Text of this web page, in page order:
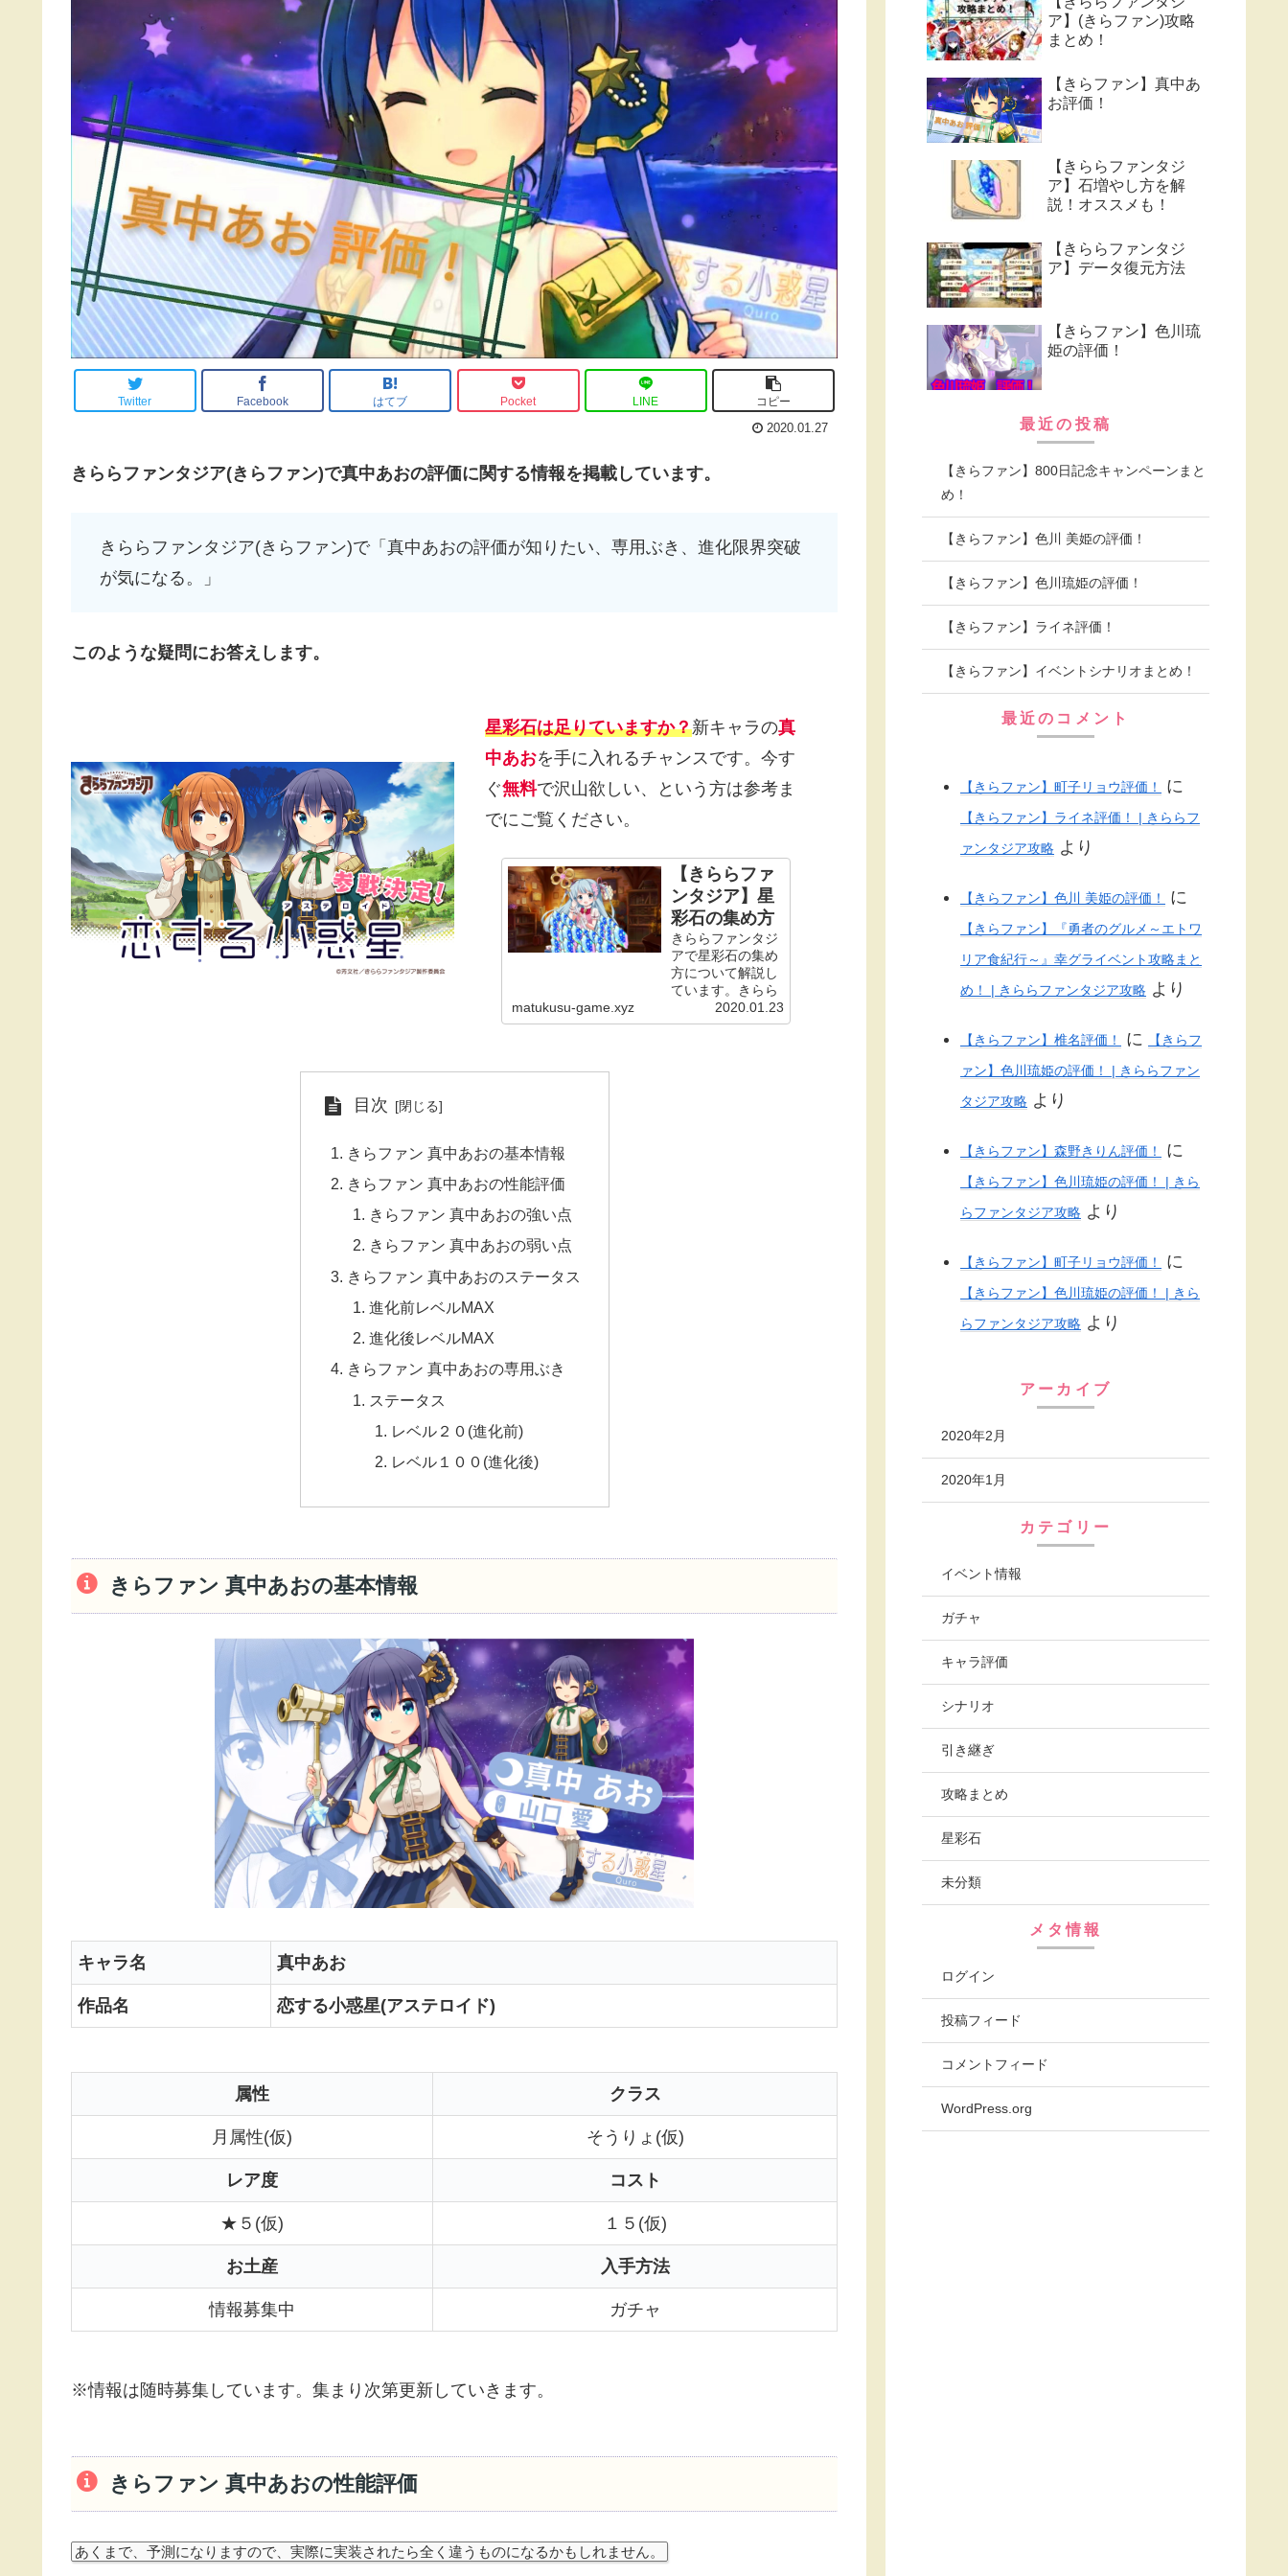
Twitter Facebook はてブ Pocket LINE コピー
2020.01.27
きららファンタジア(きらファン)で真中あおの評価に関する情報を掲載しています。
きららファンタジア(きらファン)で「真中あおの評価が知りたい、専用ぶき、進化限界突破
が気になる。」
このような疑問にお答えします。
星彩石は足りていますか？新キャラの真
中あおを手に入れるチャンスです。今す
ぐ無料で沢山欲しい、という方は参考ま
でにご覧ください。
【きららファ
ンタジア】星
彩石の集め方
きららファンタジ
アで星彩石の集め
方について解説し
ています。きらら
ファンタジアで
「星彩石の集め方
matukusu-game.xyz 2020.01.23
目次
きらファン 真中あおの基本情報
きらファン 真中あおの性能評価
きらファン 真中あおの強い点
きらファン 真中あおの弱い点
きらファン 真中あおのステータス
進化前レベルMAX
進化後レベルMAX
きらファン 真中あおの専用ぶき
ステータス
レベル２０(進化前)
レベル１００(進化後)
きらファン 真中あおの基本情報
キャラ名 真中あお
作品名 恋する小惑星(アステロイド)
属性 クラス
月属性(仮) そうりょ(仮)
レア度 コスト
★５(仮) １５(仮)
お土産 入手方法
情報募集中 ガチャ
※情報は随時募集しています。集まり次第更新していきます。
きらファン 真中あおの性能評価
あくまで、予測になりますので、実際に実装されたら全く違うものになるかもしれません。
ア】(きらファン)攻略
まとめ！
【きらファン】真中あ
お評価！
【きららファンタジ
ア】石増やし方を解
説！オススメも！
【きららファンタジ
ア】データ復元方法
【きらファン】色川琉
姫の評価！
最近の投稿
【きらファン】800日記念キャンペーンまと
め！
【きらファン】色川 美姫の評価！
【きらファン】色川琉姫の評価！
【きらファン】ライネ評価！
【きらファン】イベントシナリオまとめ！
最近のコメント
【きらファン】町子リョウ評価！ に
【きらファン】ライネ評価！ | きららフ
ァンタジア攻略 より
【きらファン】色川 美姫の評価！ に
【きらファン】『勇者のグルメ～エトワ
リア食紀行～』幸グライベント攻略まと
め！ | きららファンタジア攻略 より
【きらファン】椎名評価！ に
【きらフ
ァン】色川琉姫の評価！ | きららファン
タジア攻略 より
【きらファン】森野きりん評価！ に
【きらファン】色川琉姫の評価！ | きら
らファンタジア攻略 より
【きらファン】町子リョウ評価！ に
【きらファン】色川琉姫の評価！ | きら
らファンタジア攻略 より
アーカイブ
2020年2月
2020年1月
カテゴリー
イベント情報
ガチャ
キャラ評価
シナリオ
引き継ぎ
攻略まとめ
星彩石
未分類
メタ情報
ログイン
投稿フィード
コメントフィード
WordPress.org